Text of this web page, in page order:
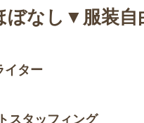
ぼなし▼服装自
イター
スタッフィング